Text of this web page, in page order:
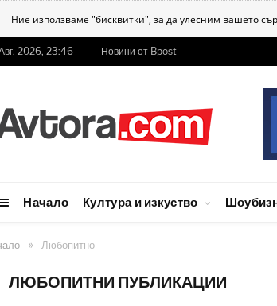
Ние използваме "бисквитки", за да улесним вашето
2026, 23:46 Новини от Bpost
Начало Култура и изкуство
» Любопитно
ЛЮБОПИТНИ ПУБЛИКАЦИИ